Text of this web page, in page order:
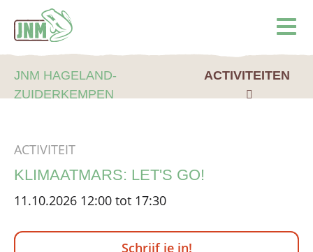
JNM HAGELAND-
ZUIDERKEMPEN
ACTIVITEITEN
ACTIVITEIT
KLIMAATMARS: LET'S GO!
11.10.2026 12:00 tot 17:30
Schrijf je in!